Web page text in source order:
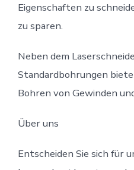
Eigenschaften zu
zu sparen.
Neben dem
Standardbohrungen
Bohren von Gewinden
Über uns
Entscheiden Sie sich für